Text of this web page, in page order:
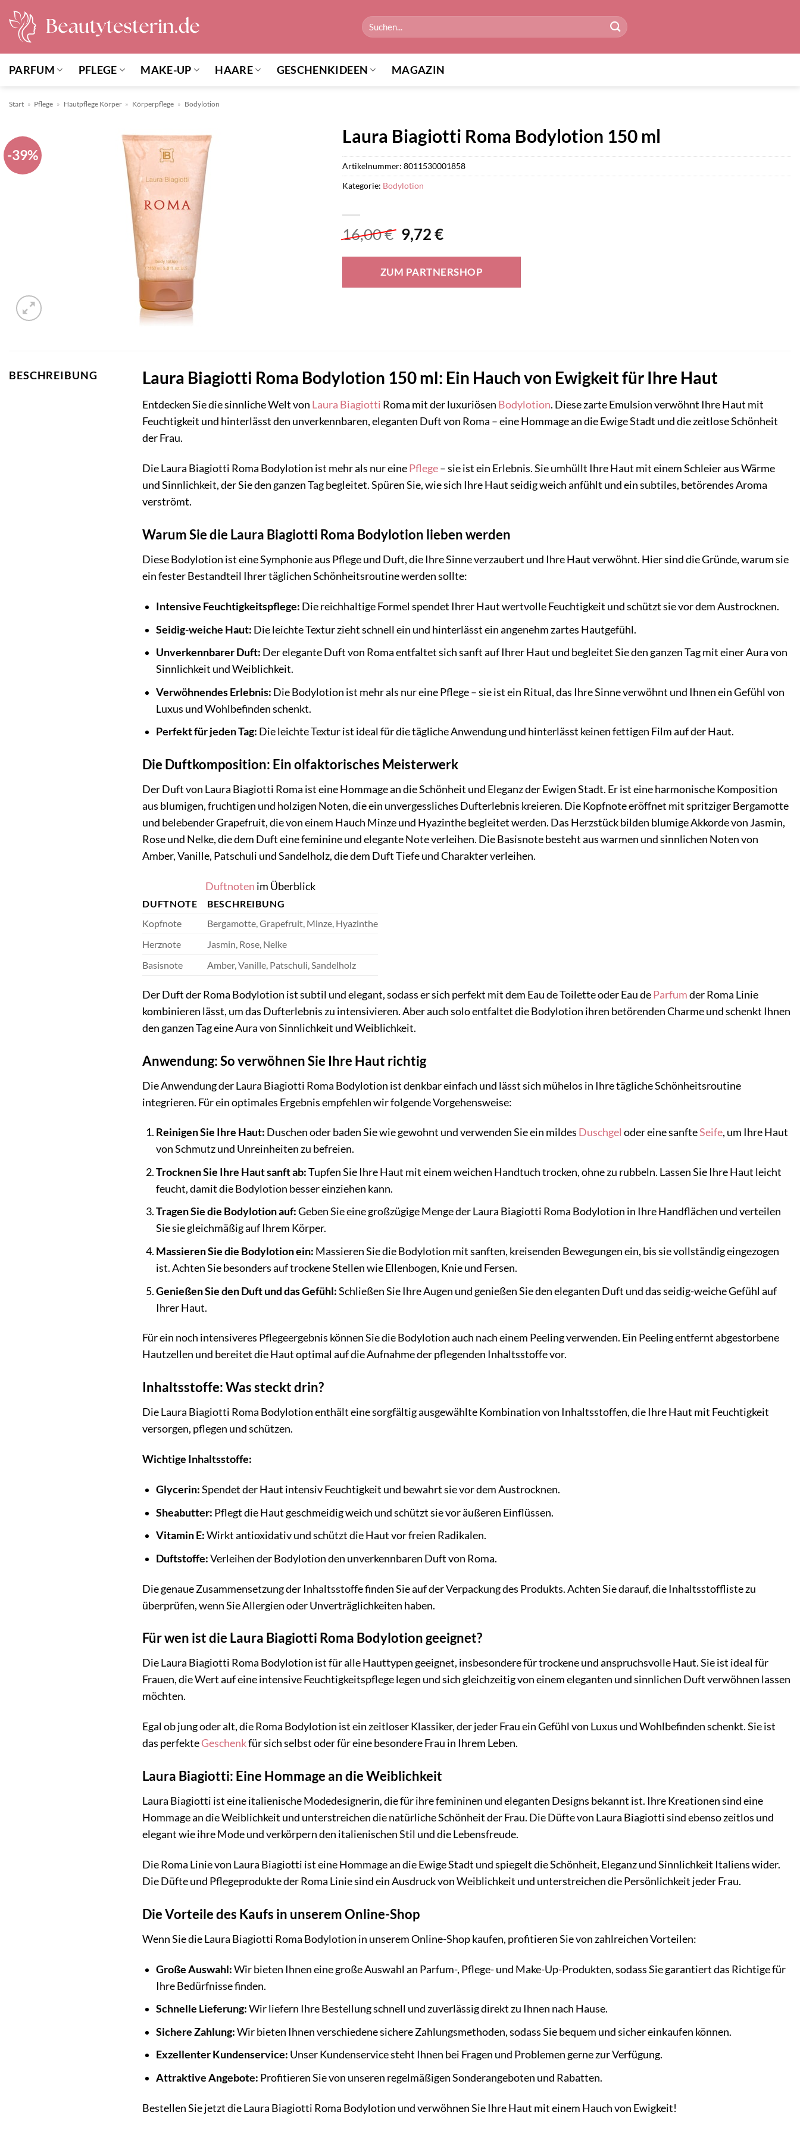
Inhalt
springen
Suchen
nach:
PARFUM PFLEGE MAKE-UP HAARE GESCHENKIDEEN MAGAZIN
Start » Pflege » Hautpflege Körper » Körperpflege » Bodylotion
-39%
Laura Biagiotti Roma Bodylotion 150 ml
16,00€ Ursprünglicher
war:
16,00 €
9,72€Aktueller
ist:
9,72 €.
ZUM PARTNERSHOP
Artikelnummer: 8011530001858
Kategorie: Bodylotion
BESCHREIBUNG Laura Biagiotti Roma Bodylotion 150 ml: Ein Hauch von Ewigkeit für Ihre Haut
Entdecken Sie die sinnliche Welt von Laura Biagiotti Roma mit der luxuriösen Bodylotion. Diese zarte Emulsion verwöhnt Ihre Haut mit
Feuchtigkeit und hinterlässt den unverkennbaren, eleganten Duft von Roma – eine Hommage an die Ewige Stadt und die zeitlose Schönheit
der Frau.
Die Laura Biagiotti Roma Bodylotion ist mehr als nur einePflege– sie ist ein Erlebnis. Sie umhüllt Ihre Haut mit einem Schleier aus Wärme
und Sinnlichkeit, der Sie den ganzen Tag begleitet. Spüren Sie, wie sich Ihre Haut seidig weich anfühlt und ein subtiles, betörendes Aroma
verströmt.
Warum Sie die Laura Biagiotti Roma Bodylotion lieben werden
Diese Bodylotion ist eine Symphonie aus Pflege und Duft, die Ihre Sinne verzaubert und Ihre Haut verwöhnt. Hier sind die Gründe, warum sie
ein fester Bestandteil Ihrer täglichen Schönheitsroutine werden sollte:
Intensive Feuchtigkeitspflege: Die reichhaltige Formel spendet Ihrer Haut wertvolle Feuchtigkeit und schützt sie vor dem Austrocknen.
Seidig-weiche Haut: Die leichte Textur zieht schnell ein und hinterlässt ein angenehm zartes Hautgefühl.
Unverkennbarer Duft: Der elegante Duft von Roma entfaltet sich sanft auf Ihrer Haut und begleitet Sie den ganzen Tag mit einer Aura von
Sinnlichkeit und Weiblichkeit.
Verwöhnendes Erlebnis: Die Bodylotion ist mehr als nur eine Pflege – sie ist ein Ritual, das Ihre Sinne verwöhnt und Ihnen ein Gefühl von
Luxus und Wohlbefinden schenkt.
Perfekt für jeden Tag: Die leichte Textur ist ideal für die tägliche Anwendung und hinterlässt keinen fettigen Film auf der Haut.
Die Duftkomposition: Ein olfaktorisches Meisterwerk
Der Duft von Laura Biagiotti Roma ist eine Hommage an die Schönheit und Eleganz der Ewigen Stadt. Er ist eine harmonische Komposition
aus blumigen, fruchtigen und holzigen Noten, die ein unvergessliches Dufterlebnis kreieren. Die Kopfnote eröffnet mit spritziger Bergamotte
und belebender Grapefruit, die von einem Hauch Minze und Hyazinthe begleitet werden. Das Herzstück bilden blumige Akkorde von Jasmin,
Rose und Nelke, die dem Duft eine feminine und elegante Note verleihen. Die Basisnote besteht aus warmen und sinnlichen Noten von
Amber, Vanille, Patschuli und Sandelholz, die dem Duft Tiefe und Charakter verleihen.
Duftnoten im Überblick
DUFTNOTE
BESCHREIBUNG
Kopfnote
Bergamotte, Grapefruit, Minze, Hyazinthe
Herznote
Jasmin, Rose, Nelke
Basisnote
Amber, Vanille, Patschuli, Sandelholz
Der Duft der Roma Bodylotion ist subtil und elegant, sodass er sich perfekt mit dem Eau de Toilette oder Eau deParfumder Roma Linie
kombinieren lässt, um das Dufterlebnis zu intensivieren. Aber auch solo entfaltet die Bodylotion ihren betörenden Charme und schenkt Ihnen
den ganzen Tag eine Aura von Sinnlichkeit und Weiblichkeit.
Anwendung: So verwöhnen Sie Ihre Haut richtig
Die Anwendung der Laura Biagiotti Roma Bodylotion ist denkbar einfach und lässt sich mühelos in Ihre tägliche Schönheitsroutine
integrieren. Für ein optimales Ergebnis empfehlen wir folgende Vorgehensweise:
Reinigen Sie Ihre Haut: Duschen oder baden Sie wie gewohnt und verwenden Sie ein mildes Duschgel oder eine sanfteSeife, um Ihre Haut
von Schmutz und Unreinheiten zu befreien.
Trocknen Sie Ihre Haut sanft ab:Tupfen Sie Ihre Haut mit einem weichen Handtuch trocken, ohne zu rubbeln. Lassen Sie Ihre Haut leicht
feucht, damit die Bodylotion besser einziehen kann.
Tragen Sie die Bodylotion auf:Geben Sie eine großzügige Menge der Laura Biagiotti Roma Bodylotion in Ihre Handflächen und verteilen
Sie sie gleichmäßig auf Ihrem Körper.
Massieren Sie die Bodylotion ein: Massieren Sie die Bodylotion mit sanften, kreisenden Bewegungen ein, bis sie vollständig eingezogen
ist. Achten Sie besonders auf trockene Stellen wie Ellenbogen, Knie und Fersen.
Genießen Sie den Duft und das Gefühl:Schließen Sie Ihre Augen und genießen Sie den eleganten Duft und das seidig-weiche Gefühl auf
Ihrer Haut.
Für ein noch intensiveres Pflegeergebnis können Sie die Bodylotion auch nach einem Peeling verwenden. Ein Peeling entfernt abgestorbene
Hautzellen und bereitet die Haut optimal auf die Aufnahme der pflegenden Inhaltsstoffe vor.
Inhaltsstoffe: Was steckt drin?
Die Laura Biagiotti Roma Bodylotion enthält eine sorgfältig ausgewählte Kombination von Inhaltsstoffen, die Ihre Haut mit Feuchtigkeit
versorgen, pflegen und schützen.
Wichtige Inhaltsstoffe:
Glycerin:Spendet der Haut intensiv Feuchtigkeit und bewahrt sie vor dem Austrocknen.
Sheabutter: Pflegt die Haut geschmeidig weich und schützt sie vor äußeren Einflüssen.
Vitamin E:Wirkt antioxidativ und schützt die Haut vor freien Radikalen.
Duftstoffe:Verleihen der Bodylotion den unverkennbaren Duft von Roma.
Die genaue Zusammensetzung der Inhaltsstoffe finden Sie auf der Verpackung des Produkts. Achten Sie darauf, die Inhaltsstoffliste zu
überprüfen, wenn Sie Allergien oder Unverträglichkeiten haben.
Für wen ist die Laura Biagiotti Roma Bodylotion geeignet?
Die Laura Biagiotti Roma Bodylotion ist für alle Hauttypen geeignet, insbesondere für trockene und anspruchsvolle Haut. Sie ist ideal für
Frauen, die Wert auf eine intensive Feuchtigkeitspflege legen und sich gleichzeitig von einem eleganten und sinnlichen Duft verwöhnen lassen
möchten.
Egal ob jung oder alt, die Roma Bodylotion ist ein zeitloser Klassiker, der jeder Frau ein Gefühl von Luxus und Wohlbefinden schenkt. Sie ist
das perfekteGeschenkfür sich selbst oder für eine besondere Frau in Ihrem Leben.
Laura Biagiotti: Eine Hommage an die Weiblichkeit
Laura Biagiotti ist eine italienische Modedesignerin, die für ihre femininen und eleganten Designs bekannt ist. Ihre Kreationen sind eine
Hommage an die Weiblichkeit und unterstreichen die natürliche Schönheit der Frau. Die Düfte von Laura Biagiotti sind ebenso zeitlos und
elegant wie ihre Mode und verkörpern den italienischen Stil und die Lebensfreude.
Die Roma Linie von Laura Biagiotti ist eine Hommage an die Ewige Stadt und spiegelt die Schönheit, Eleganz und Sinnlichkeit Italiens wider.
Die Düfte und Pflegeprodukte der Roma Linie sind ein Ausdruck von Weiblichkeit und unterstreichen die Persönlichkeit jeder Frau.
Die Vorteile des Kaufs in unserem Online-Shop
Wenn Sie die Laura Biagiotti Roma Bodylotion in unserem Online-Shop kaufen, profitieren Sie von zahlreichen Vorteilen:
Große Auswahl:Wir bieten Ihnen eine große Auswahl an Parfum-, Pflege- und Make-Up-Produkten, sodass Sie garantiert das Richtige für
Ihre Bedürfnisse finden.
Schnelle Lieferung:Wir liefern Ihre Bestellung schnell und zuverlässig direkt zu Ihnen nach Hause.
Sichere Zahlung:Wir bieten Ihnen verschiedene sichere Zahlungsmethoden, sodass Sie bequem und sicher einkaufen können.
Exzellenter Kundenservice: Unser Kundenservice steht Ihnen bei Fragen und Problemen gerne zur Verfügung.
Attraktive Angebote: Profitieren Sie von unseren regelmäßigen Sonderangeboten und Rabatten.
Bestellen Sie jetzt die Laura Biagiotti Roma Bodylotion und verwöhnen Sie Ihre Haut mit einem Hauch von Ewigkeit!